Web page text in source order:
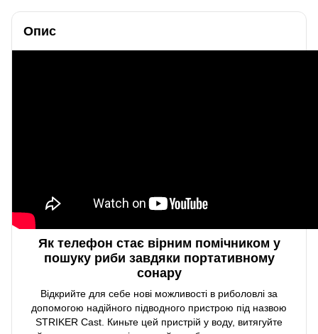
Опис
Як телефон стає вірним помічником у
пошуку риби завдяки портативному
сонару
Відкрийте для себе нові можливості в риболовлі за
допомогою надійного підводного пристрою під назвою
STRIKER Cast. Киньте цей пристрій у воду, витягуйте